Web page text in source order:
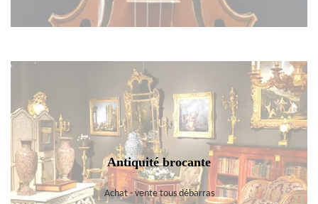
Antiquité brocante
Achat - vente tous débarras